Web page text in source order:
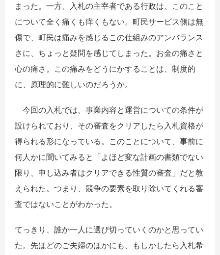
まった。一方、入札の主宰者である行政は、このこと
について全く痛くも痒くもない。町民サービス側は無
傷で、町民は痛みを感じるこの仕組みのアンバランス
さに、ちょっと疑問を感じてしまった。お金の痛さと
心の痛さ。この痛みをどうにかすることは、制度的
に、原理的に難しいのだろうか。
今回の入札では、事業内容と運営についての条件が
設けられており、その審査をクリアしたら入札資格が
得られる形になっている。このことについて、事前に
何人かに聞いてみると「よほど変な計画の書類でない
限り、申し込み者はクリアできる性質の審査」だと教
えられた。つまり、競争の要素を取り除いてくれる審
査ではないことがわかった。
てっきり、誰か一人に選び切っていくのかと思ってい
た。先ほどのご夫婦のほかにも、もしかしたら入札希